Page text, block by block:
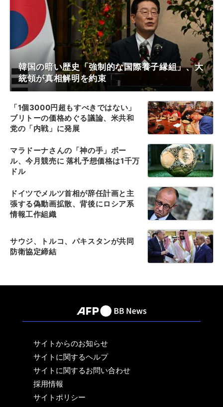
韓国の暗い歴史「強制的な国際養子縁組」、大
統領が真相解明を約束
「1個3000円超もすべきではない」
ブリトーの価格めぐる議論、米共和
党の「内戦」に発展
マラドーナさんの「神の手」ボー
ル、今月競売に 落札予想価格は1千万
ドル
ドイツでメルツ首相が辞任計画と主
張する偽動画拡散、背後にロシア系
情報工作組織
サウジ、トルコ、パキスタンが共同
防衛協定締結
サイトからのお知らせ
サイトに関するヘルプ
サイトに関するお問い合わせ
採用情報
サイトポリシー